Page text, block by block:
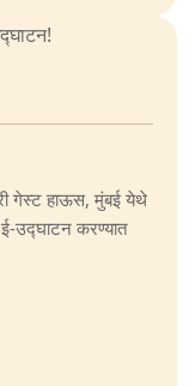
गेस्ट हाऊस, मुंबई येथे
उद्घाटन करण्यात